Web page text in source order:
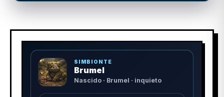
SIMBIONTE
Brumel
Nascido · Brumel · inquieto